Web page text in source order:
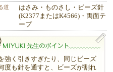
道
はさみ・ものさし・ビーズ針
(K2377またはK4566)・両面テ
ープ
強く引きすぎたり、同じビーズ
度も針を通すと、ビーズが割れ